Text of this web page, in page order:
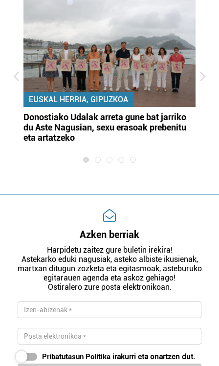
EUSKAL HERRIA, GIPUZKOA
Donostiako Udalak arreta gune bat jarriko
du Aste Nagusian, sexu erasoak prebenitu
eta artatzeko
Azken berriak
Harpidetu zaitez gure buletin irekira!
Astekarko eduki nagusiak, asteko albiste ikusienak,
martxan ditugun zozketa eta egitasmoak, asteburuko
egitarauen agenda eta askoz gehiago!
Ostiralero zure posta elektronikoan.
Pribatutasun Politika irakurri eta onartzen dut.